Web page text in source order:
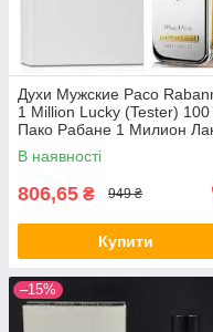
Духи Мужские Paco
1 Million Lucky (Tester) 100
Пако Рабане 1 Милион
(Тестер) 100 мл all К
В наявності
806,65 ₴ 949 ₴
Купити
–15%